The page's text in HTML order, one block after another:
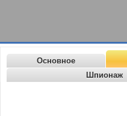
Основное
Шпионаж